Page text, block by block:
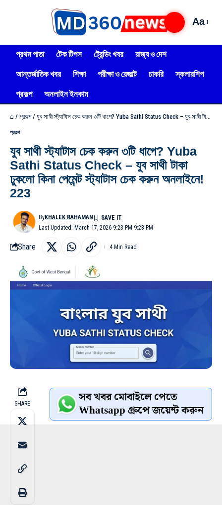
Aa
প্রথম পাতা টেক টিপস ট্রেন্ডিং খবর
রাজ্য ও দেশ
আন্তর্জাতিক খবর
শিক্ষা পরীক্ষা ও রেজাল্ট চাকরি
স্কলারশিপ
প্রকল্প
অনলাইন ইনকাম
⌂ / প্রকল্প/ যুব সাথী স্ট্যাটাস চেক করুন ৩টি ধাপে? Yuba Sathi Status Check – যুব সাথী টাকা ঢুকলো কিনা পেমেন্ট স্ট্যাটাস চেক করুন অনলাইনে! 223
প্রকল্প
যুব সাথী স্ট্যাটাস চেক করুন ৩টি ধাপে? Yuba
Sathi Status Check – যুব সাথী টাকা
ঢুকলো কিনা পেমেন্ট স্ট্যাটাস চেক করুন অনলাইনে!
223
Last Updated: March 17, 2026 9:23 PM 9:23 PM
ByKHALEK RAHAMAN
Share 4 Min Read
SHARE সব খবর মোবাইলে পেতে
Whatsapp গ্রুপে জয়েন্ট করুন